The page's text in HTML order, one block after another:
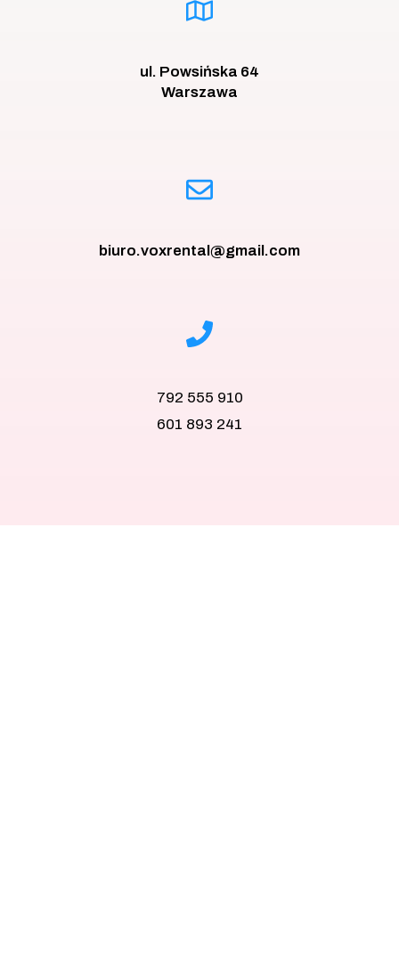
ul. Powsińska 64
Warszawa
biuro.voxrental@gmail.com
792 555 910
601 893 241